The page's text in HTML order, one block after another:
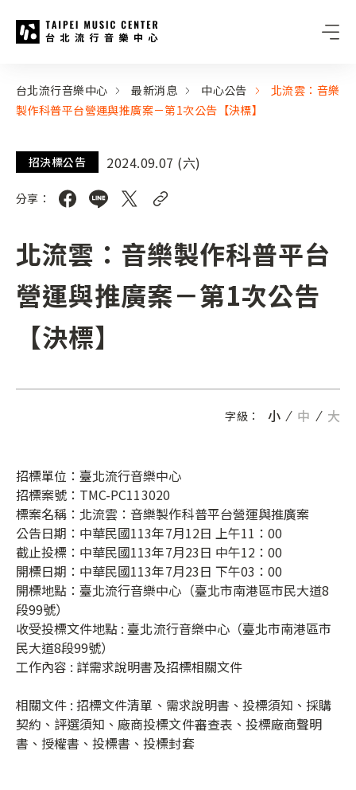
:::
台北流行音樂中心 最新消息 中心公告
北流雲：音樂
製作科普平台營運與推廣案－第1次公告【決標】
招決標公告 2024.09.07 (六)
分享：
北流雲：音樂製作科普平台
營運與推廣案－第1次公告
【決標】
字級： 小 中 大
招標單位：臺北流行音樂中心
招標案號：TMC-PC113020
標案名稱：北流雲：音樂製作科普平台營運與推廣案
公告日期：中華民國113年7月12日 上午11：00
截止投標：中華民國113年7月23日 中午12：00
開標日期：中華民國113年7月23日 下午03：00
開標地點：臺北流行音樂中心（臺北市南港區市民大道8
段99號）
收受投標文件地點 : 臺北流行音樂中心（臺北市南港區市
民大道8段99號）
工作內容 : 詳需求說明書及招標相關文件
相關文件 : 招標文件清單、需求說明書、投標須知、採購
契約、評選須知、廠商投標文件審查表、投標廠商聲明
書、授權書、投標書、投標封套